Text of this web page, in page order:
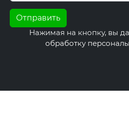
Нажимая на кнопку, вы
обработку